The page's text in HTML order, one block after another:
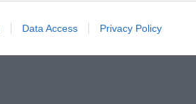
Data Access Privacy Policy